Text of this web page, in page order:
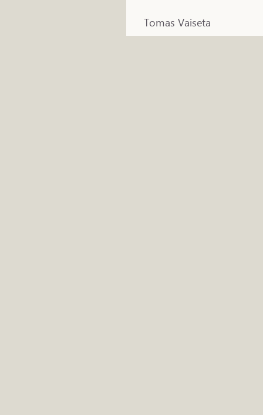
Tomas Vaiseta